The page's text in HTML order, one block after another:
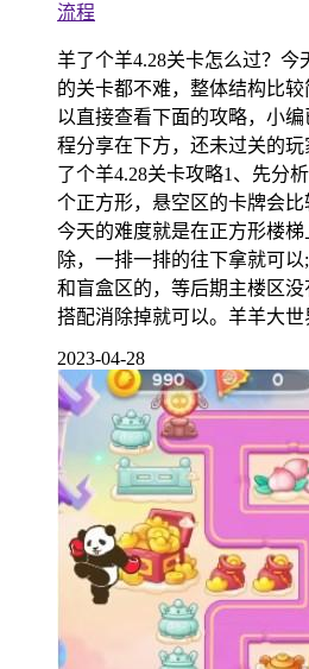
流程
羊了个羊4.28关卡怎么过？今
的关卡都不难，整体结构比
以直接查看下面的攻略，小
程分享在下方，还未过关的
了个羊4.28关卡攻略1、先分
个正方形，悬空区的卡牌会比
今天的难度就是在正方形楼
除，一排一排的往下拿就可
和盲盒区的，等后期主楼区
搭配消除掉就可以。羊羊大
2023-04-28